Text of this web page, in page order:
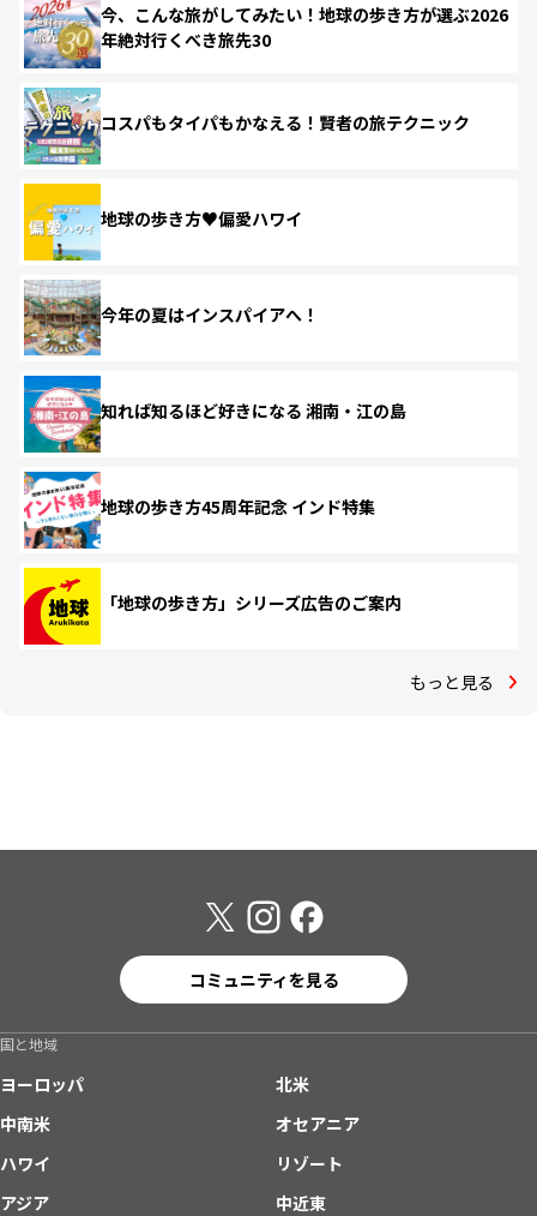
今、こんな旅がしてみたい！地球の歩き方が選ぶ2026
年絶対行くべき旅先30
コスパもタイパもかなえる！賢者の旅テクニック
地球の歩き方♥偏愛ハワイ
今年の夏はインスパイアへ！
知れば知るほど好きになる 湘南・江の島
地球の歩き方45周年記念 インド特集
「地球の歩き方」シリーズ広告のご案内
もっと見る
コミュニティを見る
国と地域
ヨーロッパ
北米
中南米
オセアニア
ハワイ
リゾート
アジア
中近東